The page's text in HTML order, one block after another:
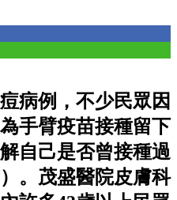
病例，不少民眾因
手臂疫苗接種留下
自己是否曾接種過
。茂盛醫院皮膚科